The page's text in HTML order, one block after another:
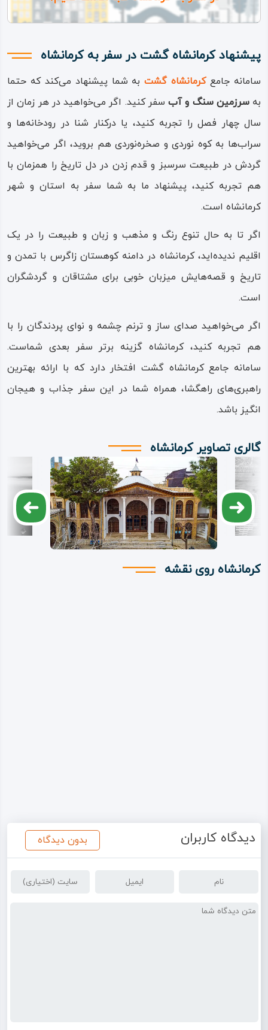
پیشنهاد کرمانشاه گشت در سفر به کرمانشاه
سامانه جامعکرمانشاه گشتبه شما پیشنهاد می‌کند که حتما
بهسرزمین سنگ و آب سفر کنید. اگر می‌خواهید در هر زمان از
سال چهار فصل را تجربه کنید، یا درکنار شنا در رودخانه‌ها و
سراب‌ها به کوه‌ نوردی و صخره‌نوردی هم بروید، اگر می‌خواهید
گردش در طبیعت سرسبز و قدم زدن در دل تاریخ را همزمان با
هم تجربه کنید، پیشنهاد ما به شما سفر به استان و شهر
کرمانشاه است.
اگر تا به حال تنوع رنگ و مذهب و زبان و طبیعت را در یک
اقلیم ندیده‌اید، کرمانشاه در دامنه کوهستان زاگرس با تمدن و
تاریخ و قصه‌هایش میزبان خوبی برای مشتاقان و گردشگران
است.
اگر می‌خواهید صدای ساز و ترنم چشمه و نوای پردندگان را با
هم تجربه کنید، کرمانشاه گزینه برتر سفر بعدی شماست.
سامانه جامع کرمانشاه گشت افتخار دارد که با ارائه بهترین
راهبری‌های راهگشا، همراه شما در این سفر جذاب و هیجان‌
انگیز باشد.
گالری تصاویر کرمانشاه
کرمانشاه روی نقشه
دیدگاه کاربران بدون دیدگاه